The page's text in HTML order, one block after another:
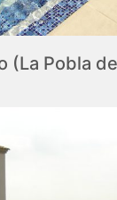
(La Pobla